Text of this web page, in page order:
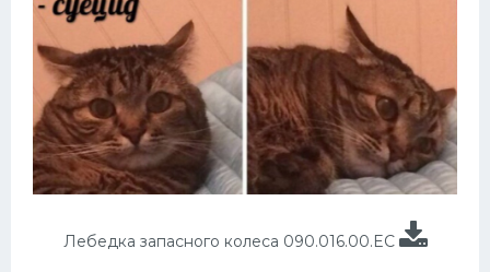
Лебедка запасного колеса 090.016.00.EC